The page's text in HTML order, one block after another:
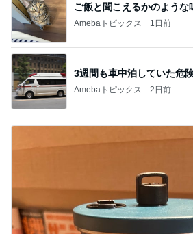
ご飯と聞こえるかのような
Amebaトピックス 1日前
3週間も車中泊していた危
Amebaトピックス 2日前